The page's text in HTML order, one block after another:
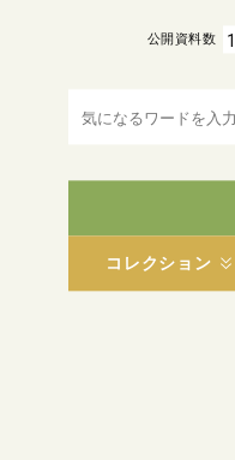
コレクション
公開資料数 1